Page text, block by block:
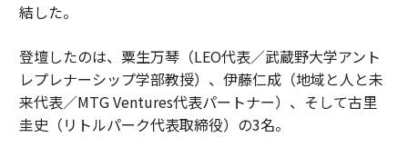
結した。
登壇したのは、粟生万琴（LEO代表／武蔵野大学アント
レプレナーシップ学部教授）、伊藤仁成（地域と人と未
来代表／MTG Ventures代表パートナー）、そして古里
圭史（リトルパーク代表取締役）の3名。